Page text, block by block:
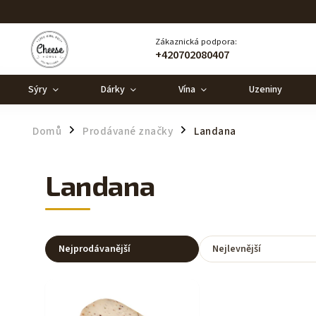
Zákaznická podpora:
+420702080407
Sýry Dárky Vína Uzeniny
Domů / Prodávané značky / Landana
Landana
Nejprodávanější Nejlevnější